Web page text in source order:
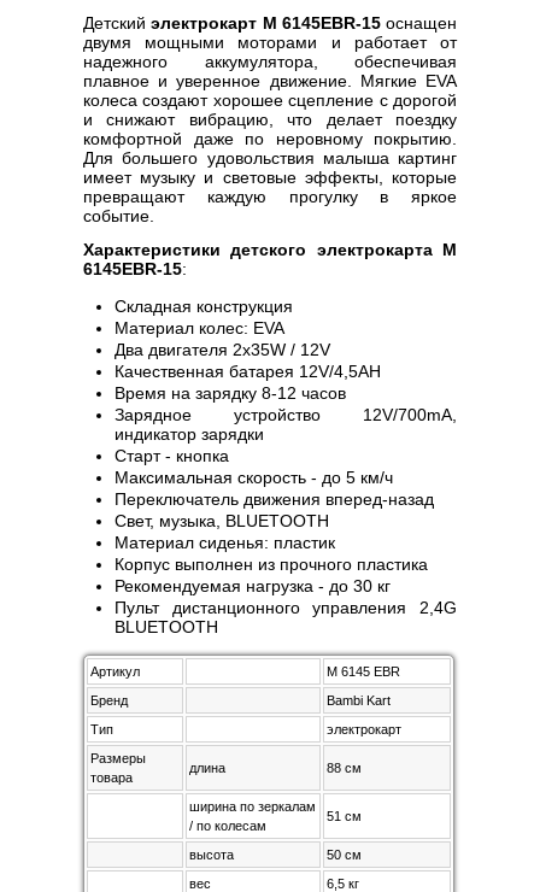
Детскийэлектрокарт M 6145EBR-15оснащен
двумя мощными моторами и работает от
надежного аккумулятора, обеспечивая
плавное и уверенное движение. Мягкие EVA
колеса создают хорошее сцепление с дорогой
и снижают вибрацию, что делает поездку
комфортной даже по неровному покрытию.
Для большего удовольствия малыша картинг
имеет музыку и световые эффекты, которые
превращают каждую прогулку в яркое
событие.
Характеристики детского электрокарта M
6145EBR-15:
Складная конструкция
Материал колес: EVA
Два двигателя 2х35W / 12V
Качественная батарея 12V/4,5AH
Время на зарядку 8-12 часов
Зарядное устройство 12V/700mA,
индикатор зарядки
Старт - кнопка
Максимальная скорость - до 5 км/ч
Переключатель движения вперед-назад
Свет, музыка, BLUETOOTH
Материал сиденья: пластик
Корпус выполнен из прочного пластика
Рекомендуемая нагрузка - до 30 кг
Пульт дистанционного управления 2,4G
BLUETOOTH
Артикул
М 6145 EBR
Бренд
Bambi Kart
Тип
электрокарт
Размеры
товара
длина 88 см
ширина по зеркалам
/ по колесам
51 см
высота
50 см
вес
6,5 кг